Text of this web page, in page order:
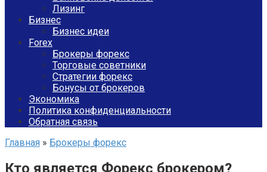
Лизинг
Бизнес
Бизнес идеи
Forex
Брокеры форекс
Торговые советники
Стратегии форекс
Бонусы от брокеров
Экономика
Политика конфиденциальности
Обратная связь
Главная » Брокеры форекс
Кто является Форекс брокером?